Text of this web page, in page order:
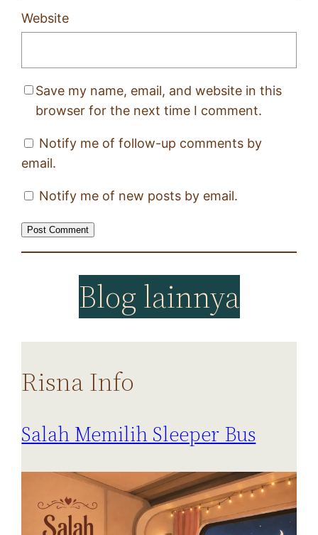
Website
Save my name, email, and website in this
browser for the next time I comment.
Notify me of follow-up comments by
email.
Notify me of new posts by email.
Blog lainnya
Risna Info
Salah Memilih Sleeper Bus